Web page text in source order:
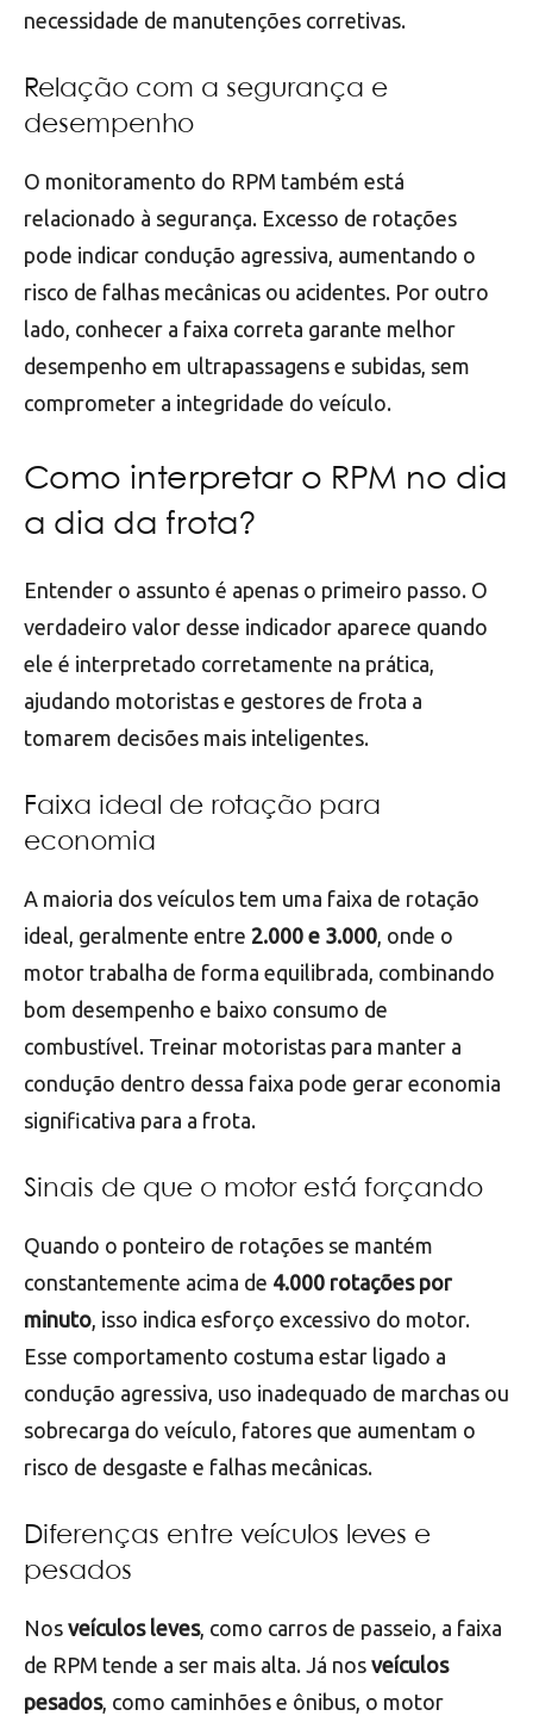
necessidade de manutenções corretivas.
Relação com a segurança e
desempenho
O monitoramento do RPM também está
relacionado à segurança. Excesso de rotações
pode indicar condução agressiva, aumentando o
risco de falhas mecânicas ou acidentes. Por outro
lado, conhecer a faixa correta garante melhor
desempenho em ultrapassagens e subidas, sem
comprometer a integridade do veículo.
Como interpretar o RPM no dia
a dia da frota?
Entender o assunto é apenas o primeiro passo. O
verdadeiro valor desse indicador aparece quando
ele é interpretado corretamente na prática,
ajudando motoristas e gestores de frota a
tomarem decisões mais inteligentes.
Faixa ideal de rotação para
economia
A maioria dos veículos tem uma faixa de rotação
ideal, geralmente entre 2.000 e 3.000, onde o
motor trabalha de forma equilibrada, combinando
bom desempenho e baixo consumo de
combustível. Treinar motoristas para manter a
condução dentro dessa faixa pode gerar economia
significativa para a frota.
Sinais de que o motor está forçando
Quando o ponteiro de rotações se mantém
constantemente acima de 4.000 rotações por
minuto, isso indica esforço excessivo do motor.
Esse comportamento costuma estar ligado a
condução agressiva, uso inadequado de marchas ou
sobrecarga do veículo, fatores que aumentam o
risco de desgaste e falhas mecânicas.
Diferenças entre veículos leves e
pesados
Nos veículos leves, como carros de passeio, a faixa
de RPM tende a ser mais alta. Já nos veículos
pesados, como caminhões e ônibus, o motor